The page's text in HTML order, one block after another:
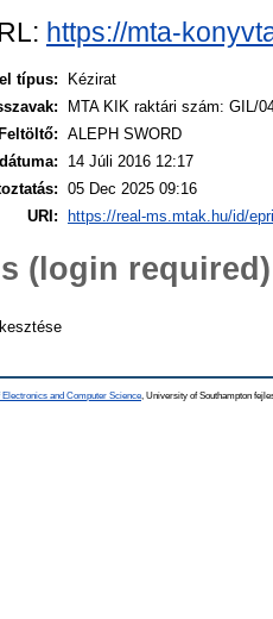
https://mta-
típus:
Kézirat
MTA KIK raktári szám: GIL/
Feltöltő: ALEPH SWORD
14 Júli 2016 12:17
05 Dec 2025 09:16
URI:
https://real-ms.mtak.hu/id/
(login required)
Electronics and Computer Science , University of Southampton